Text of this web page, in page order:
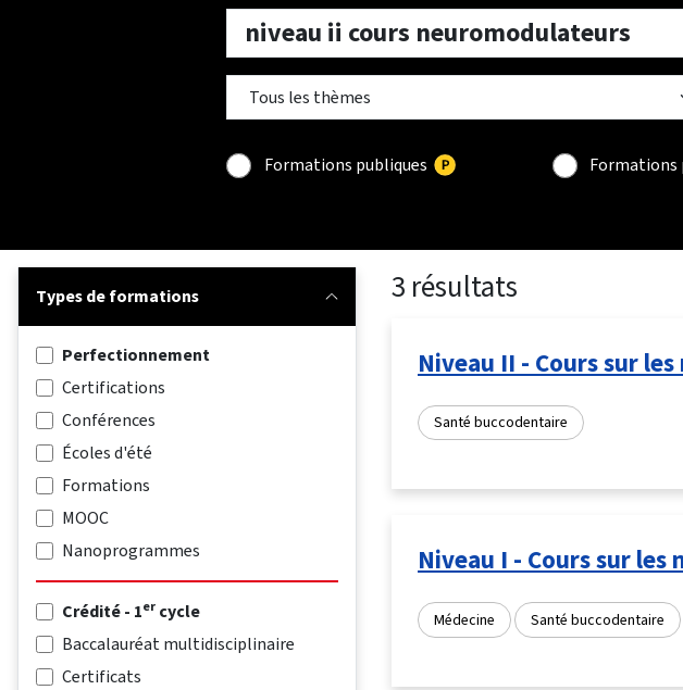
Formations publiques Formations
Types de formations
Perfectionnement
Certifications
Conférences
Écoles d'été
Formations
MOOC
Nanoprogrammes
Crédité - 1er cycle
Baccalauréat multidisciplinaire
Certificats
3 résultats
Niveau II - Cours sur
Santé buccodentaire
Niveau I - Cours sur
Médecine Santé buccodentaire